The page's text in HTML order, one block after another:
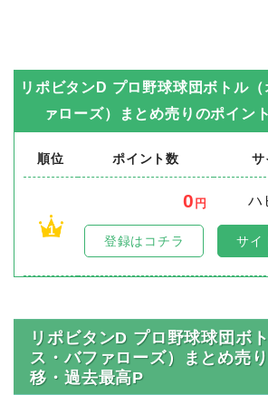
リポビタンD プロ野球球団ボトル
ァローズ）まとめ売り のポイン
順位 ポイント数 サ
1
0 円
ハ
登録はコチラ サイ
リポビタンD プロ野球球団ボ
ス・バファローズ）まとめ売
移・過去最高P